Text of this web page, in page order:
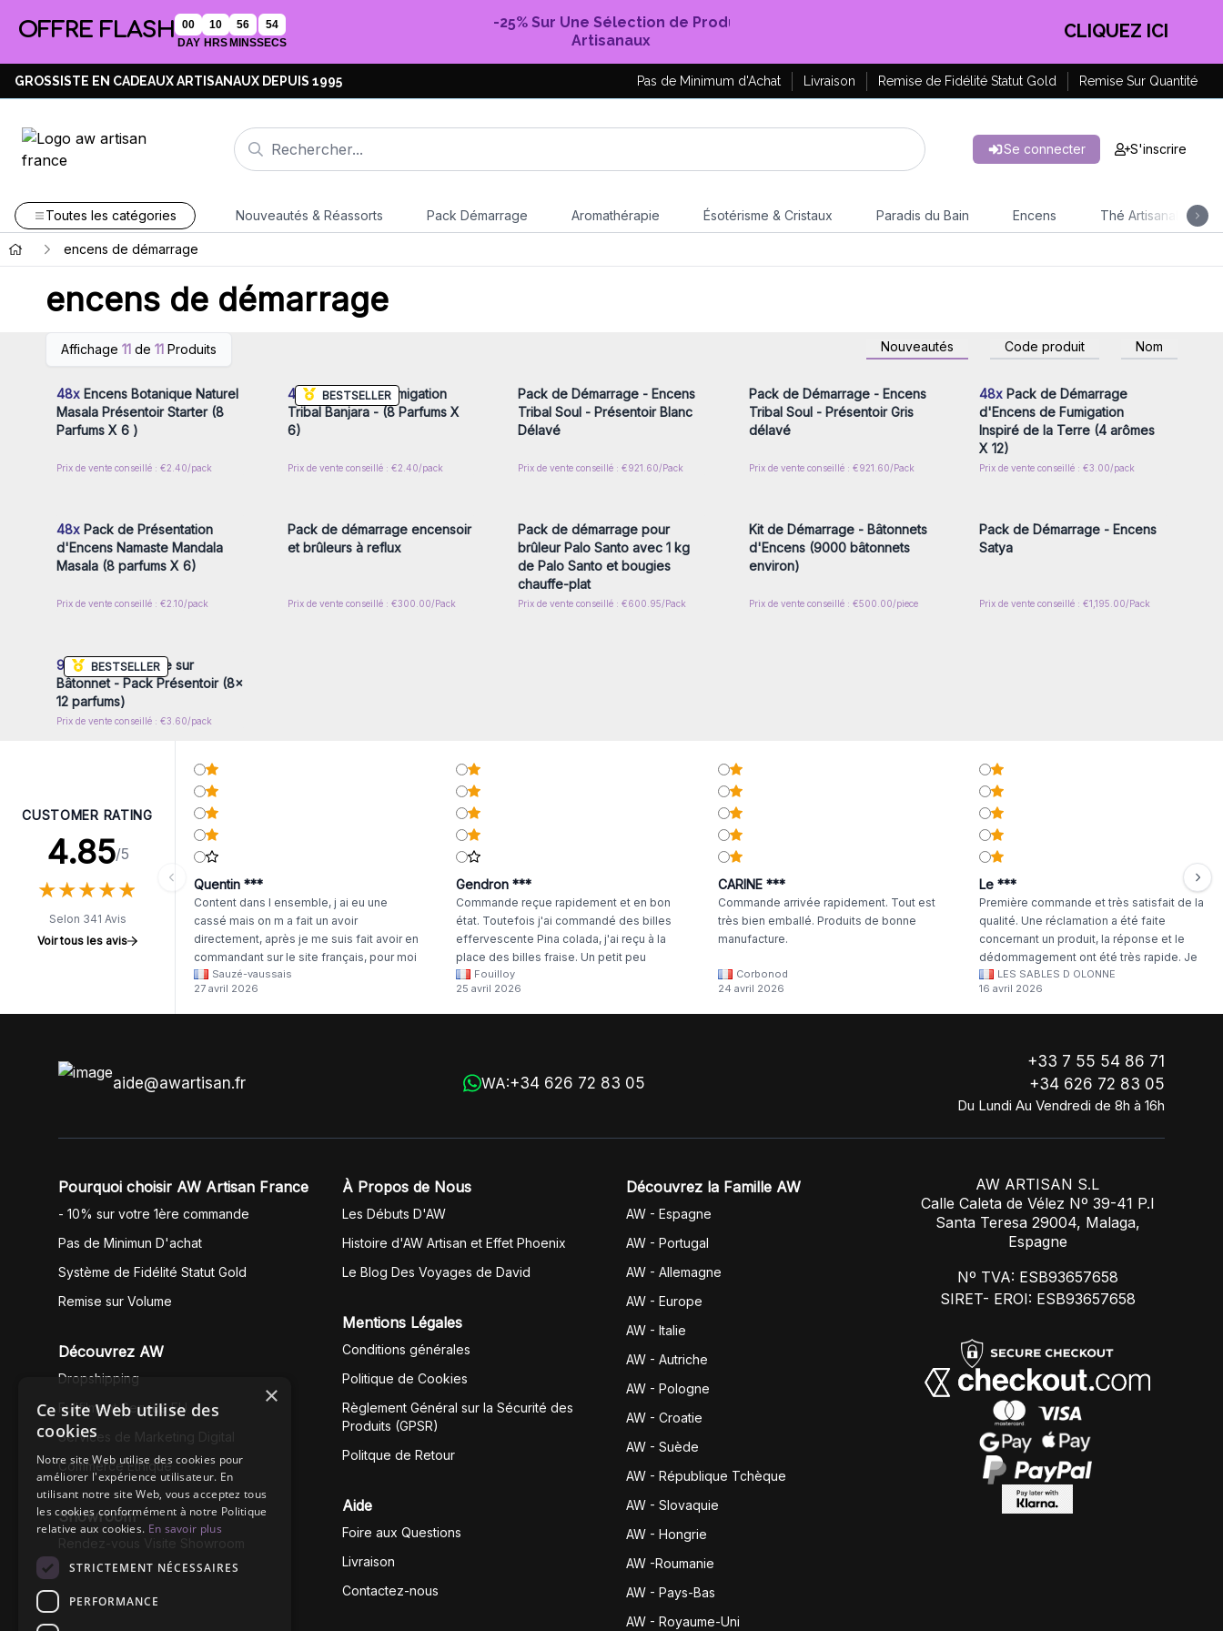
OFFRE FLASH
00
DAY
10
HRS
56
MINS
54
SECS
-25% Sur Une Sélection de Produits
Artisanaux
CLIQUEZ ICI
GROSSISTE EN CADEAUX ARTISANAUX DEPUIS 1995 Pas de Minimum d'Achat Livraison Remise de Fidélité Statut Gold Remise Sur Quantité
Se connecter S'inscrire
Toutes les catégories Nouveautés & Réassorts Pack Démarrage Aromathérapie Ésotérisme & Cristaux Paradis du Bain Encens Thé Artisanal
encens de démarrage
encens de démarrage
Affichage 11 de 11 Produits Nouveautés Code produit Nom
vous pour accéder aux prix de
gros
48x Encens Botanique Naturel
Masala Présentoir Starter (8
Parfums X 6 )
Prix de vente conseillé : €2.40/pack
BESTSELLER
48xEncens de Fumigation
Tribal Banjara - (8 Parfums X
6)
Prix de vente conseillé : €2.40/pack
Pack de Démarrage - Encens
Tribal Soul - Présentoir Blanc
Délavé
Prix de vente conseillé : €921.60/Pack
Connectez-vous ou inscrivez-
vous pour accéder aux prix de
Pack de Démarrage - Encens
Tribal Soul - Présentoir Gris
délavé
Prix de vente conseillé : €921.60/Pack
Connectez-vous ou inscrivez-
vous pour accéder aux prix de
gros
48x Pack de Démarrage
d'Encens de Fumigation
Inspiré de la Terre (4 arômes
X 12)
Prix de vente conseillé : €3.00/pack
Connectez-vous ou inscrivez-
48x Pack de Présentation
d'Encens Namaste Mandala
Masala (8 parfums X 6)
Prix de vente conseillé : €2.10/pack
Connectez-vous ou inscrivez-
Pack de démarrage encensoir
et brûleurs à reflux
Prix de vente conseillé : €300.00/Pack
Connectez-vous ou inscrivez-
Pack de démarrage pour
brûleur Palo Santo avec 1 kg
de Palo Santo et bougies
chauffe-plat
Prix de vente conseillé : €600.95/Pack
Connectez-vous ou inscrivez-
Kit de Démarrage - Bâtonnets
d'Encens (9000 bâtonnets
environ)
Prix de vente conseillé : €500.00/piece
Connectez-vous ou inscrivez-
Pack de Démarrage - Encens
Satya
Prix de vente conseillé : €1,195.00/Pack
BESTSELLER
Connectez-vous ou inscrivez-
96xRésine Rituelle sur
Bâtonnet - Pack Présentoir (8x
12 parfums)
Prix de vente conseillé : €3.60/pack
CUSTOMER RATING
4.85/5
★★★★★
★★★★★
Selon 341 Avis
Voir tous les avis
Quentin ***
Content dans l ensemble, j ai eu une
cassé mais on m a fait un avoir
directement, après je me suis fait avoir en
commandant sur le site français, pour moi
il était évident que les produits était de la
même langue mais raté tout est en
anglais.
Sauzé-vaussais
27 avril 2026
Gendron ***
Commande reçue rapidement et en bon
état. Toutefois j'ai commandé des billes
effervescente Pina colada, j'ai reçu à la
place des billes fraise. Un petit peu
dommage
Fouilloy
25 avril 2026
CARINE ***
Commande arrivée rapidement. Tout est
très bien emballé. Produits de bonne
manufacture.
Corbonod
24 avril 2026
Le ***
Première commande et très satisfait de la
qualité. Une réclamation a été faite
concernant un produit, la réponse et le
dédommagement ont été très rapide. Je
continuerai à commander chez WA Artisan
!
LES SABLES D OLONNE
16 avril 2026
aide@awartisan.fr WA:+34 626 72 83 05
+33 7 55 54 86 71
+34 626 72 83 05
Du Lundi Au Vendredi de 8h à 16h
Pourquoi choisir AW Artisan France
- 10% sur votre 1ère commande
Pas de Minimun D'achat
Système de Fidélité Statut Gold
Remise sur Volume
Découvrez AW
Dropshipping
Fullfilment Service EU
Services de Marketing Digital
Commerce Éthique
Showroom
À Propos de Nous
Les Débuts D'AW
Histoire d'AW Artisan et Effet Phoenix
Le Blog Des Voyages de David
Mentions Légales
Conditions générales
Politique de Cookies
Règlement Général sur la Sécurité des
Produits (GPSR)
Politque de Retour
Aide
Foire aux Questions
Livraison
Contactez-nous
Découvrez la Famille AW
AW - Espagne
AW - Portugal
AW - Allemagne
AW - Europe
AW - Italie
AW - Autriche
AW - Pologne
AW - Croatie
AW - Suède
AW - République Tchèque
AW - Slovaquie
AW - Hongrie
AW -Roumanie
AW - Pays-Bas
AW - Royaume-Uni
AW ARTISAN S.L
Calle Caleta de Vélez Nº 39-41 P.I
Santa Teresa 29004, Malaga,
Espagne
Nº TVA: ESB93657658
SIRET- EROI: ESB93657658
×
Ce site Web utilise des
cookies
Notre site Web utilise des cookies pour
améliorer l'expérience utilisateur. En
utilisant notre site Web, vous acceptez tous
les cookies conformément à notre Politique
relative aux cookies. En savoir plus
STRICTEMENT NÉCESSAIRES
PERFORMANCE